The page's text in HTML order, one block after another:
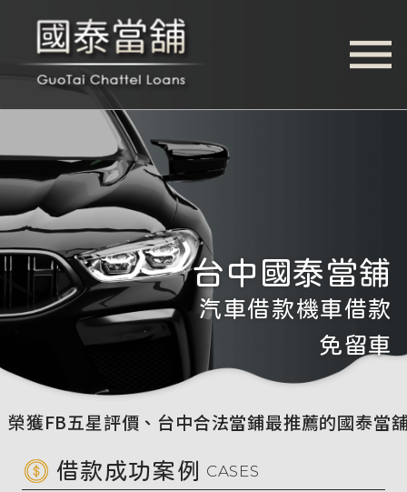
鑽石珠寶名牌精品
免費估價 無預扣利息
價、台中合法當鋪最推薦的國泰當舖專營汽車
借款成功案例 CASES